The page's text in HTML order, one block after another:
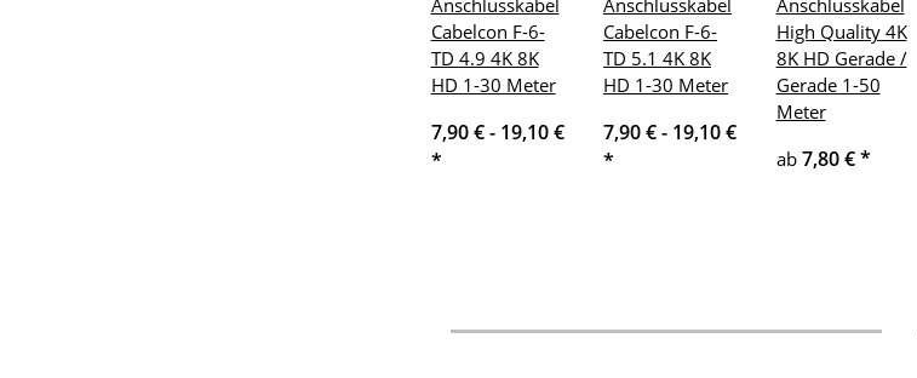
Anschlusskabel
Cabelcon F-6-
TD 4.9 4K 8K
HD 1-30 Meter
7,90 € - 19,10 €
*
Anschlusskabel
Cabelcon F-6-
TD 5.1 4K 8K
HD 1-30 Meter
7,90 € - 19,10 €
*
Anschlusskabel
High Quality 4K
8K HD Gerade /
Gerade 1-50
Meter
ab 7,80 €*